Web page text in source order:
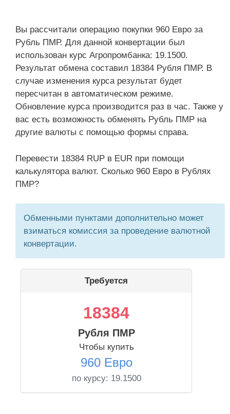
Вы рассчитали операцию покупки 960 Евро за
Рубль ПМР. Для данной конвертации был
использован курс Агропромбанка: 19.1500.
Результат обмена составил 18384 Рубля ПМР. В
случае изменения курса результат будет
пересчитан в автоматическом режиме.
Обновление курса производится раз в час. Также у
вас есть возможность обменять Рубль ПМР на
другие валюты с помощью формы справа.
Перевести 18384 RUP в EUR при помощи
калькулятора валют. Сколько 960 Евро в Рублях
ПМР?
Обменными пунктами дополнительно может
взиматься комиссия за проведение валютной
конвертации.
Требуется
18384
Рубля ПМР
Чтобы купить
960 Евро
по курсу: 19.1500